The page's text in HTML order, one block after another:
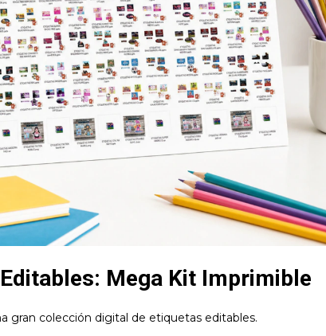
Mega Kit Imprimible
gran colección digital de etiquetas editables.